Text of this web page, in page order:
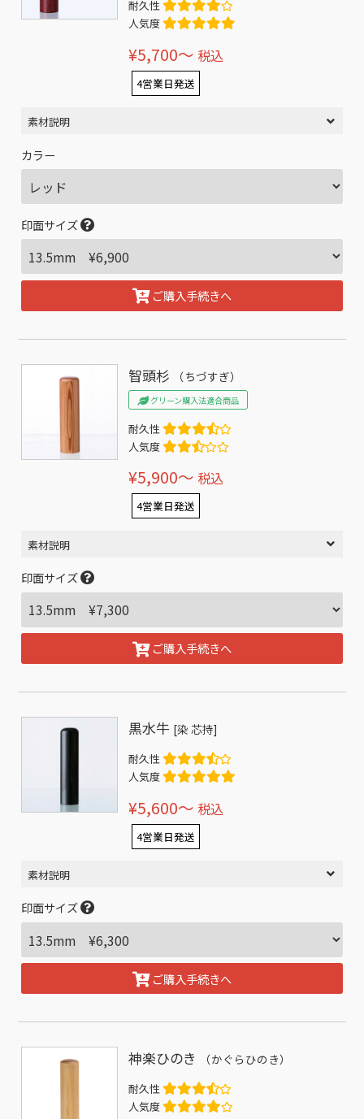
耐久性
人気度
¥5,700〜 税込
4営業日発送
素材説明
カラー
印面サイズ
ご購入手続きへ
智頭杉 （ちづすぎ）
グリーン購入法適合商品
耐久性
人気度
¥5,900〜 税込
4営業日発送
素材説明
印面サイズ
ご購入手続きへ
黒水牛 [染 芯持]
耐久性
人気度
¥5,600〜 税込
4営業日発送
素材説明
印面サイズ
ご購入手続きへ
神楽ひのき （かぐらひのき）
耐久性
人気度